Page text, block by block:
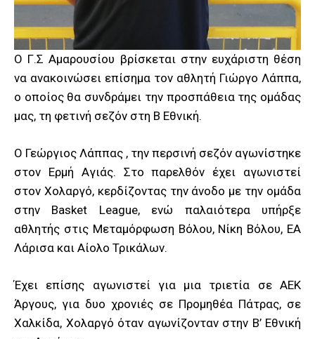
Ο Γ.Σ Αμαρουσίου βρίσκεται στην ευχάριστη θέση
να ανακοινώσει επίσημα τον αθλητή Γιώργο Λάππα,
ο οποίος θα συνδράμει την προσπάθεια της ομάδας
μας, τη φετινή σεζόν στη Β Εθνική.
Ο Γεώργιος Λάππας , την περσινή σεζόν αγωνίστηκε
στον Ερμή Αγιάς. Στο παρελθόν έχει αγωνιστεί
στον Χολαργό, κερδίζοντας την άνοδο με την ομάδα
στην Basket League, ενώ παλαιότερα υπήρξε
αθλητής στις Μεταμόρφωση Βόλου, Νίκη Βόλου, ΕΑ
Λάρισα και Αίολο Τρικάλων.
Έχει επίσης αγωνιστεί για μια τριετία σε ΑΕΚ
Άργους, για δυο χρονιές σε Προμηθέα Πάτρας, σε
Χαλκίδα, Χολαργό όταν αγωνίζονταν στην Β’ Εθνική